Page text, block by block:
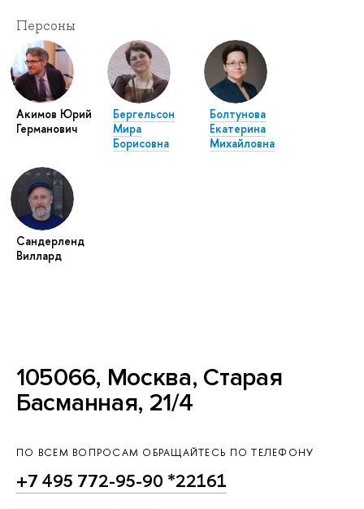
Персоны
Акимов Юрий
Германович
Бергельсон
Мира
Борисовна
Болтунова
Екатерина
Михайловна
Сандерленд
Виллард
105066, Москва, Старая
Басманная, 21/4
ПО ВСЕМ ВОПРОСАМ ОБРАЩАЙТЕСЬ ПО ТЕЛЕФОНУ
+7 495 772-95-90 *22161